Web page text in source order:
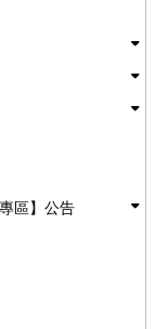
區】公告